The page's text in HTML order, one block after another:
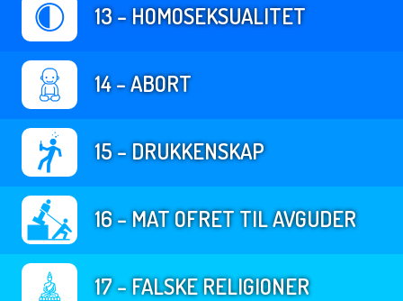
13 – HOMOSEKSUALITET
14 – ABORT
15 – DRUKKENSKAP
16 – MAT OFRET TIL AVGUDER
17 – FALSKE RELIGIONER